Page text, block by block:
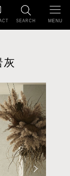
SEARCH MENU
灰